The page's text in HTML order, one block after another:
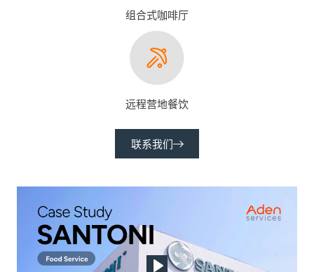
组合式咖啡厅
远程营地餐饮
联系我们